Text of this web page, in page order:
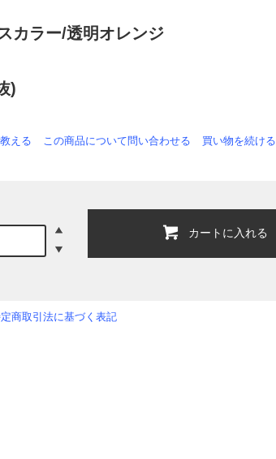
カラー/透明オレンジ
)
える この商品について問い合わせる 買い物を続ける
カートに入れる
商取引法に基づく表記